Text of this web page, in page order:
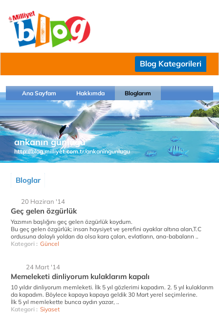
Blog Kategorileri
Ana Sayfam Hakkımda Bloglarım
ankanın günlüğü
http://blog.milliyet.com.tr/ankaningunlugu
Bloglar
20 Haziran '14
Geç gelen özgürlük
Yazımın başlığını geç gelen özgürlük koydum.
Bu geç gelen özgürlük; insan haysiyet ve şerefini ayaklar altına alan,T.C
ordusuna dolaylı yoldan da olsa kara çalan, evlatların, ana-babaların ..
Kategori : Güncel
24 Mart '14
Memeleketi dinliyorum kulaklarım kapalı
10 yıldır dinliyorum memleketi. İlk 5 yıl gözlerimi kapadım. 2. 5 yıl kulaklarım
da kapadım. Böylece kapaya kapaya geldik 30 Mart yerel seçimlerine.
İlk 5 yıl memlekette bunca aydın yazar, ..
Kategori : Siyaset